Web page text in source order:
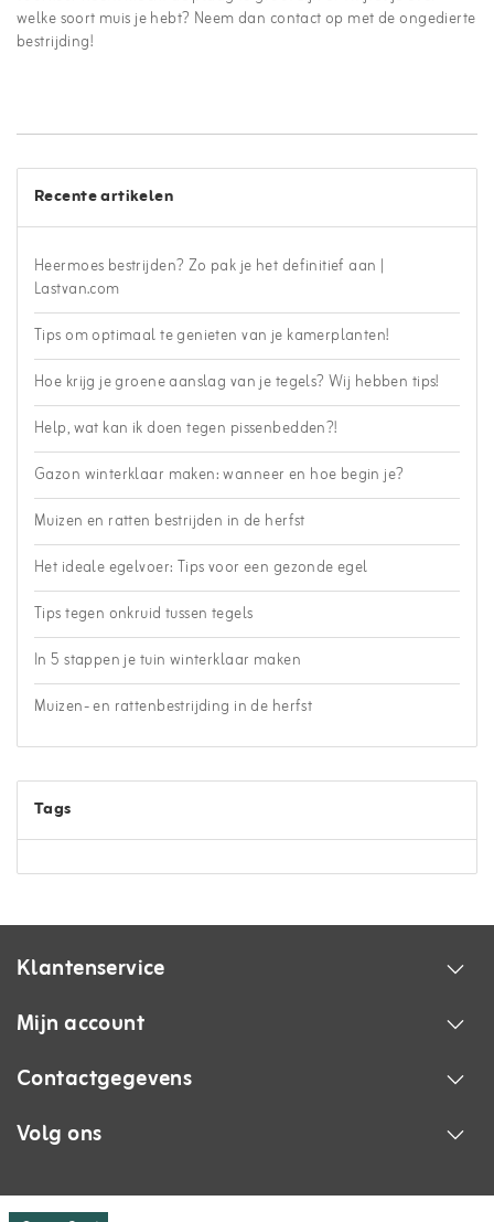
welke soort muis je hebt? Neem dan contact op met de ongedierte
bestrijding!
Recente artikelen
Heermoes bestrijden? Zo pak je het definitief aan |
Lastvan.com
Tips om optimaal te genieten van je kamerplanten!
Hoe krijg je groene aanslag van je tegels? Wij hebben tips!
Help, wat kan ik doen tegen pissenbedden?!
Gazon winterklaar maken: wanneer en hoe begin je?
Muizen en ratten bestrijden in de herfst
Het ideale egelvoer: Tips voor een gezonde egel
Tips tegen onkruid tussen tegels
In 5 stappen je tuin winterklaar maken
Muizen- en rattenbestrijding in de herfst
Tags
Klantenservice
Mijn account
Contactgegevens
Volg ons